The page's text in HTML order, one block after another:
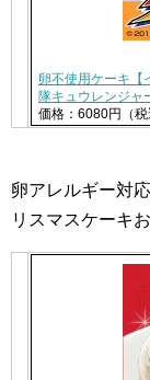
卵不使用ケーキ【
隊キュウレンジャ
価格：6080円（
卵アレルギー対
リスマスケーキ